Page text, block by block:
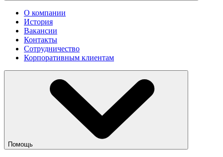
О компании
История
Вакансии
Контакты
Сотрудничество
Корпоративным клиентам
Помощь